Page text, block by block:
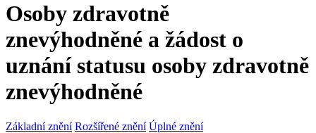
Osoby zdravotně
znevýhodněné a žádost o
uznání statusu osoby zdravotně
znevýhodněné
Základní znění Rozšířené znění Úplné znění